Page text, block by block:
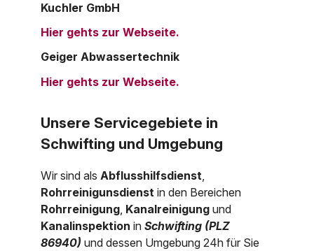
Kuchler GmbH
Hier gehts zur Webseite.
Geiger Abwassertechnik
Hier gehts zur Webseite.
Unsere Servicegebiete in
Schwifting und Umgebung
Wir sind als Abflusshilfsdienst
Rohrreinigunsdienstin den Bereichen
Rohrreinigung Kanalreinigungund
KanalinspektioninSchwifting (PLZ
86940) und dessen Umgebung 24h für Sie